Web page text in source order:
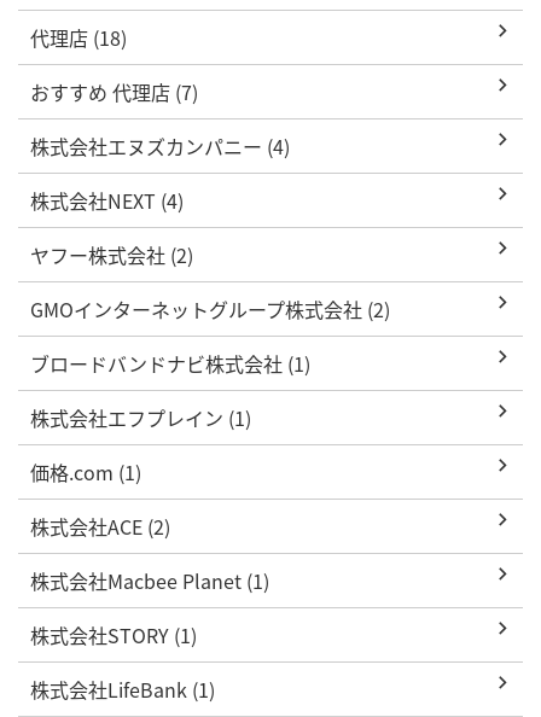
代理店 (18)
おすすめ 代理店 (7)
株式会社エヌズカンパニー (4)
株式会社NEXT (4)
ヤフー株式会社 (2)
GMOインターネットグループ株式会社 (2)
ブロードバンドナビ株式会社 (1)
株式会社エフプレイン (1)
価格.com (1)
株式会社ACE (2)
株式会社Macbee Planet (1)
株式会社STORY (1)
株式会社LifeBank (1)